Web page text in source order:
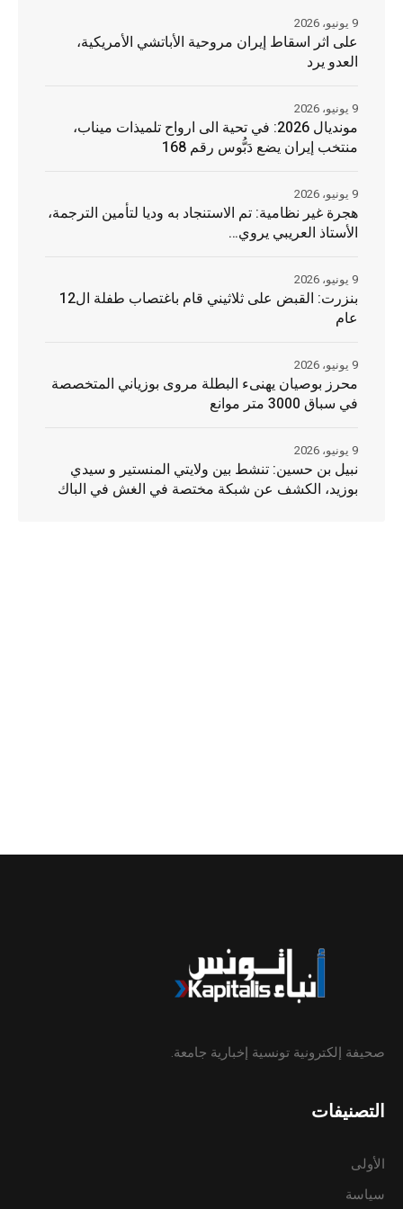
على اثر اسقاط إيران مروحية الأباتشي الأمريكية،
العدو يرد
9 يونيو، 2026
مونديال 2026: في تحية الى ارواح تلميذات ميناب،
منتخب إيران يضع دَبُّوس رقم 168
9 يونيو، 2026
هجرة غير نظامية: تم الاستنجاد به وديا لتأمين الترجمة،
الأستاذ العريبي يروي…
9 يونيو، 2026
بنزرت: القبض على ثلاثيني قام باغتصاب طفلة ال12
عام
9 يونيو، 2026
محرز بوصيان يهنىء البطلة مروى بوزياني المتخصصة
في سباق 3000 متر موانع
9 يونيو، 2026
نبيل بن حسين: تنشط بين ولايتي المنستير و سيدي
بوزيد، الكشف عن شبكة مختصة في الغش في الباك
9 يونيو، 2026
صحيفة إلكترونية تونسية إخبارية جامعة.
التصنيفات
الأولى
سياسة